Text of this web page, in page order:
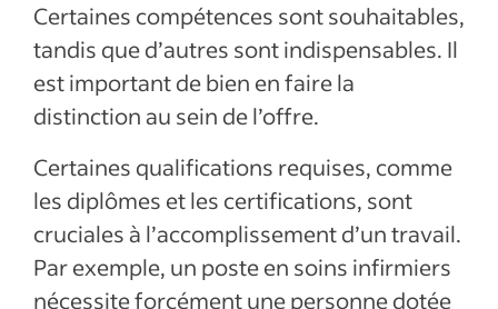
Certaines compétences sont souhaitables,
tandis que d’autres sont indispensables. Il
est important de bien en faire la
distinction au sein de l’offre.
Certaines qualifications requises, comme
les diplômes et les certifications, sont
cruciales à l’accomplissement d’un travail.
Par exemple, un poste en soins infirmiers
nécessite forcément une personne dotée